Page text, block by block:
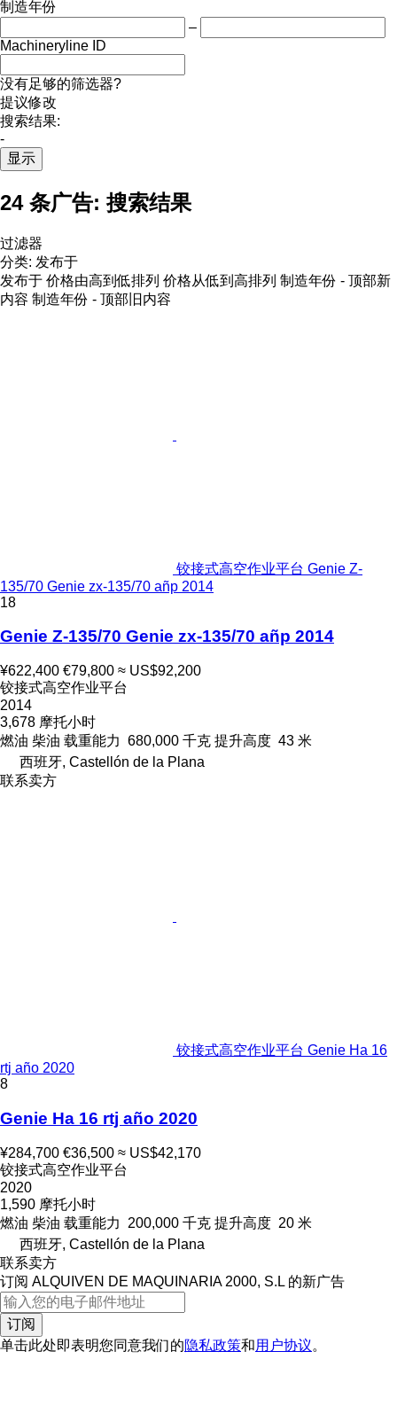
制造年份
–
Machineryline ID
没有足够的筛选器?
提议修改
搜索结果:
-
显示
24 条广告:搜索结果
过滤器
分类: 发布于
发布于 价格由高到低排列 价格从低到高排列 制造年份 - 顶部新
内容 制造年份 - 顶部旧内容
铰接式高空作业平台 Genie Z-
135/70 Genie zx-135/70 añp 2014
18
Genie Z-135/70 Genie zx-135/70 añp 2014
¥622,400 €79,800 ≈ US$92,200
铰接式高空作业平台
2014
3,678 摩托小时
燃油 柴油 载重能力 680,000 千克 提升高度 43 米
西班牙, Castellón de la Plana
联系卖方
铰接式高空作业平台 Genie Ha 16
rtj año 2020
8
Genie Ha 16 rtj año 2020
¥284,700 €36,500 ≈ US$42,170
铰接式高空作业平台
2020
1,590 摩托小时
燃油 柴油 载重能力 200,000 千克 提升高度 20 米
西班牙, Castellón de la Plana
联系卖方
订阅 ALQUIVEN DE MAQUINARIA 2000, S.L 的新广告
订阅
单击此处即表明您同意我们的隐私政策和用户协议。